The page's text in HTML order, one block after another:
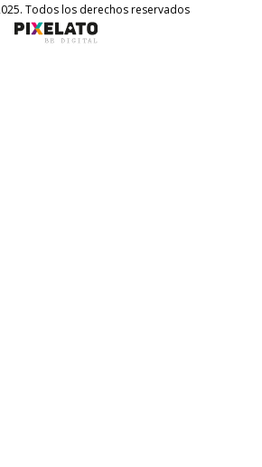
Todos los derechos reservados